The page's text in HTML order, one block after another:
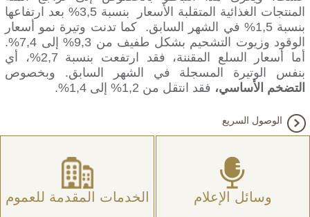
المنتجات الغذائية المتقلبة الأسعار بنسبة 3,5% بعد ارتفاعها
بنسبة 1,5% في الشهر السابق. كما تدنت وتيرة نمو أسعار
الوقود وزيوت التشحيم بشكل طفيف من 9,3% إلى 7,4%.
أما أسعار السلع المقننة، فقد ارتفعت بنسبة 2,7%، أي
بنفس الوتيرة المسجلة في الشهر السابق. وبخصوص
التضخم الأساسي، فقد انتقل من 1,2% إلى 1,4%.
الوصول السريع
وسائل الإعلام الخدمات المقدمة للعموم